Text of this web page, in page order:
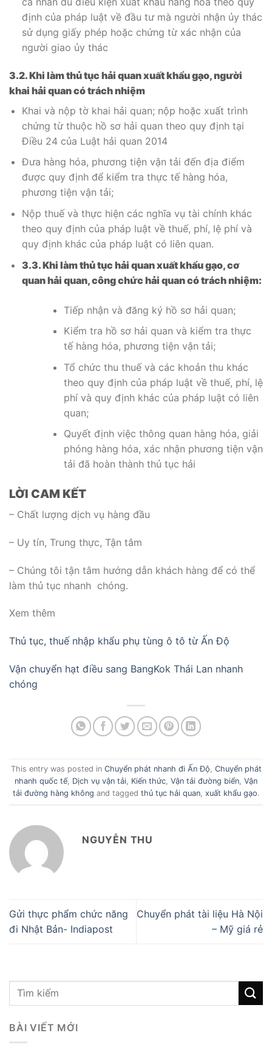
định của pháp luật về đầu tư mà người nhận ủy thác
sử dụng giấy phép hoặc chứng từ xác nhận của
người giao ủy thác
3.2. Khi làm thủ tục hải quan xuất khẩu gạo, người
khai hải quan có trách nhiệm
Khai và nộp tờ khai hải quan; nộp hoặc xuất trình
chứng từ thuộc hồ sơ hải quan theo quy định tại
Điều 24 của Luật hải quan 2014
Đưa hàng hóa, phương tiện vận tải đến địa điểm
được quy định để kiểm tra thực tế hàng hóa,
phương tiện vận tải;
Nộp thuế và thực hiện các nghĩa vụ tài chính khác
theo quy định của pháp luật về thuế, phí, lệ phí và
quy định khác của pháp luật có liên quan.
3.3. Khi làm thủ tục hải quan xuất khẩu gạo, cơ
quan hải quan, công chức hải quan có trách nhiệm:
Tiếp nhận và đăng ký hồ sơ hải quan;
Kiểm tra hồ sơ hải quan và kiểm tra thực
tế hàng hóa, phương tiện vận tải;
Tổ chức thu thuế và các khoản thu khác
theo quy định của pháp luật về thuế, phí, lệ
phí và quy định khác của pháp luật có liên
quan;
Quyết định việc thông quan hàng hóa, giải
phóng hàng hóa, xác nhận phương tiện vận
tải đã hoàn thành thủ tục hải
LỜI CAM KẾT
– Chất lượng dịch vụ hàng đầu
– Uy tín, Trung thực, Tận tâm
– Chúng tôi tận tâm hướng dẫn khách hàng để có thể
làm thủ tục nhanh chóng.
Xem thêm
Thủ tục, thuế nhập khẩu phụ tùng ô tô từ Ấn Độ
Vận chuyển hạt điều sang BangKok Thái Lan nhanh
chóng
This entry was posted in Chuyển phát nhanh đi Ấn Độ, Chuyển phát
nhanh quốc tế, Dịch vụ vận tải, Kiến thức, Vận tải đường biển, Vận
tải đường hàng không and tagged thủ tục hải quan, xuất khẩu gạo.
NGUYỄN THU
Gửi thực phẩm chức năng
đi Nhật Bản- Indiapost
Chuyển phát tài liệu Hà Nội
– Mỹ giá rẻ
BÀI VIẾT MỚI